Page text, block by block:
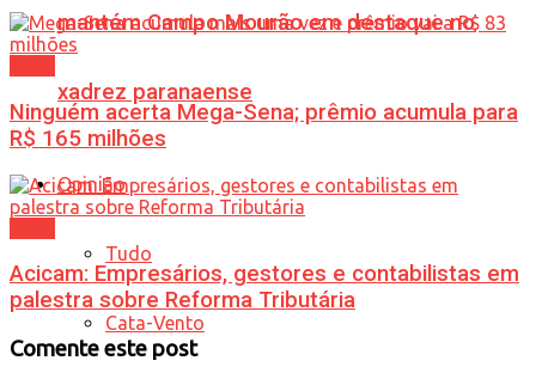
mantém Campo Mourão em destaque no
xadrez paranaense
Opinião
Tudo
Cata-Vento
Ninguém acerta Mega-Sena; prêmio acumula para
R$ 165 milhões
Acicam: Empresários, gestores e contabilistas em
palestra sobre Reforma Tributária
Comente este post